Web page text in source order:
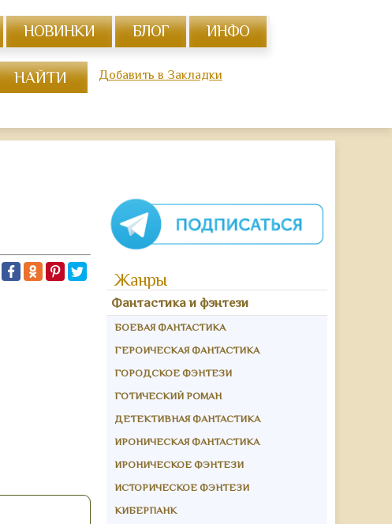
НОВИНКИ БЛОГ ИНФО
Добавить в Закладки
Жанры
Фантастика и фэнтези
БОЕВАЯ ФАНТАСТИКА
ГЕРОИЧЕСКАЯ ФАНТАСТИКА
ГОРОДСКОЕ ФЭНТЕЗИ
ГОТИЧЕСКИЙ РОМАН
ДЕТЕКТИВНАЯ ФАНТАСТИКА
ИРОНИЧЕСКАЯ ФАНТАСТИКА
ИРОНИЧЕСКОЕ ФЭНТЕЗИ
ИСТОРИЧЕСКОЕ ФЭНТЕЗИ
КИБЕРПАНК